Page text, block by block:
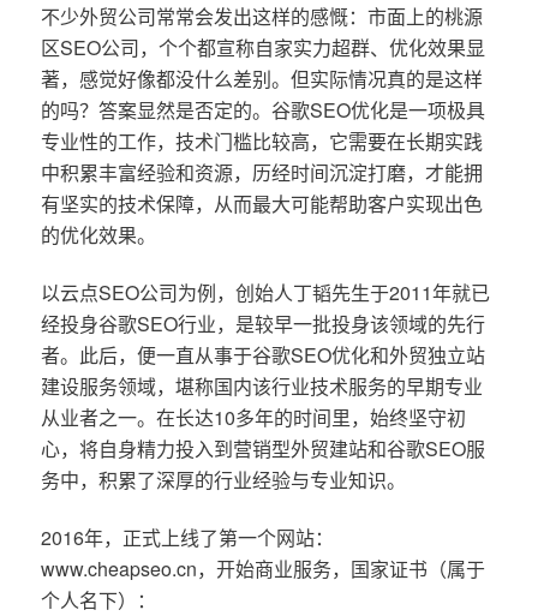
不少外贸公司常常会发出这样的感慨：市面上的桃源
区SEO公司，个个都宣称自家实力超群、优化效果显
著，感觉好像都没什么差别。但实际情况真的是这样
的吗？答案显然是否定的。谷歌SEO优化是一项极具
专业性的工作，技术门槛比较高，它需要在长期实践
中积累丰富经验和资源，历经时间沉淀打磨，才能拥
有坚实的技术保障，从而最大可能帮助客户实现出色
的优化效果。
以云点SEO公司为例，创始人丁韬先生于2011年就已
经投身谷歌SEO行业，是较早一批投身该领域的先行
者。此后，便一直从事于谷歌SEO优化和外贸独立站
建设服务领域，堪称国内该行业技术服务的早期专业
从业者之一。在长达10多年的时间里，始终坚守初
心，将自身精力投入到营销型外贸建站和谷歌SEO服
务中，积累了深厚的行业经验与专业知识。
2016年，正式上线了第一个网站：
www.cheapseo.cn，开始商业服务，国家证书（属于
个人名下）：